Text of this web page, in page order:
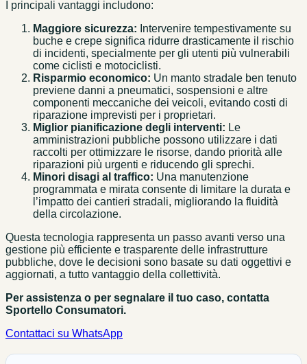
I principali vantaggi includono:
Maggiore sicurezza: Intervenire tempestivamente su
buche e crepe significa ridurre drasticamente il rischio
di incidenti, specialmente per gli utenti più vulnerabili
come ciclisti e motociclisti.
Risparmio economico: Un manto stradale ben tenuto
previene danni a pneumatici, sospensioni e altre
componenti meccaniche dei veicoli, evitando costi di
riparazione imprevisti per i proprietari.
Miglior pianificazione degli interventi: Le
amministrazioni pubbliche possono utilizzare i dati
raccolti per ottimizzare le risorse, dando priorità alle
riparazioni più urgenti e riducendo gli sprechi.
Minori disagi al traffico: Una manutenzione
programmata e mirata consente di limitare la durata e
l’impatto dei cantieri stradali, migliorando la fluidità
della circolazione.
Questa tecnologia rappresenta un passo avanti verso una
gestione più efficiente e trasparente delle infrastrutture
pubbliche, dove le decisioni sono basate su dati oggettivi e
aggiornati, a tutto vantaggio della collettività.
Per assistenza o per segnalare il tuo caso, contatta
Sportello Consumatori.
Contattaci su WhatsApp